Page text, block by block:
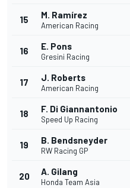
15 M. Ramírez
American Racing
16 E. Pons
Gresini Racing
17 J. Roberts
American Racing
18 F. Di Giannantonio
Speed Up Racing
19 B. Bendsneyder
RW Racing GP
20 A. Gilang
Honda Team Asia